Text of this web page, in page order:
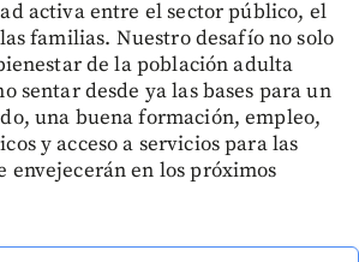
activa entre el sector público, el
familias. Nuestro desafío no solo
de la población adulta
sentar desde ya las bases para un
una buena formación, empleo,
y acceso a servicios para las
envejecerán en los próximos